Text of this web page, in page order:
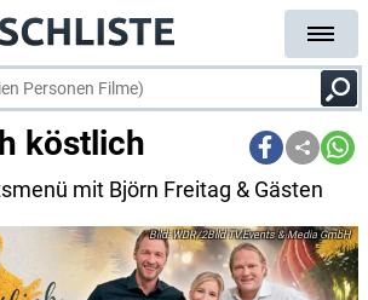
köstlich
mit Björn Freitag & Gästen
WDR/2Bild TV.Events & Media GmbH